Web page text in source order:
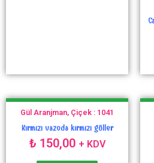
Gül Aranjman, Çiçek : 1041
Kırmızı vazoda kırmızı güller
₺ 150,00 + KDV